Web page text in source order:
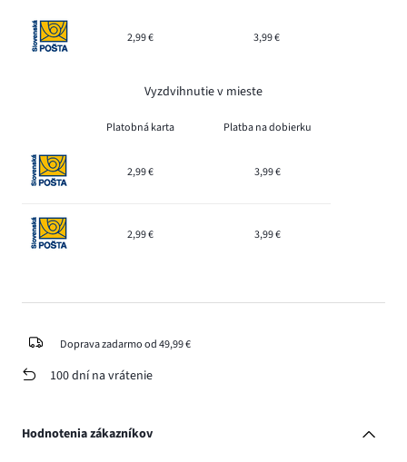
2,99 € 3,99 €
Vyzdvihnutie v mieste
Platobná karta Platba na dobierku
2,99 € 3,99 €
2,99 € 3,99 €
Doprava zadarmo od 49,99 €
100 dní na vrátenie
Hodnotenia zákazníkov